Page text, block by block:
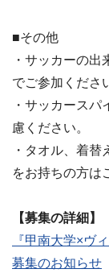
■その他
・サッカーの出
でご参加くださ
・サッカース
慮ください。
・タオル、着替
をお持ちの方は
【募集の詳細】
『甲南大学×ヴ
募集のお知らせ